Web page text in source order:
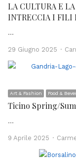
LA CULTURA E
INTRECCIA I FILI
…
29 Giugno 2025
Art & Fashion Food &
Ticino Spring/
…
9 Aprile 2025